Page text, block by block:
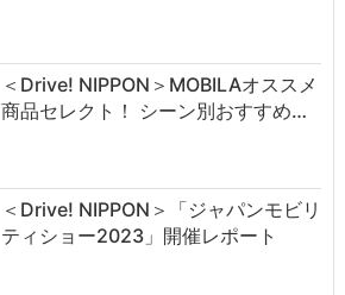
＜Drive! NIPPON＞MOBILAオススメ
商品セレクト！ シーン別おすすめ…
＜Drive! NIPPON＞「ジャパンモビリ
ティショー2023」開催レポート